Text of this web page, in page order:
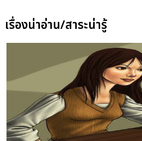
เรื่องน่าอ่าน/สาระน่ารู้